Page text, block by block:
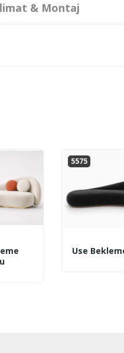
& Montaj
5575
Use